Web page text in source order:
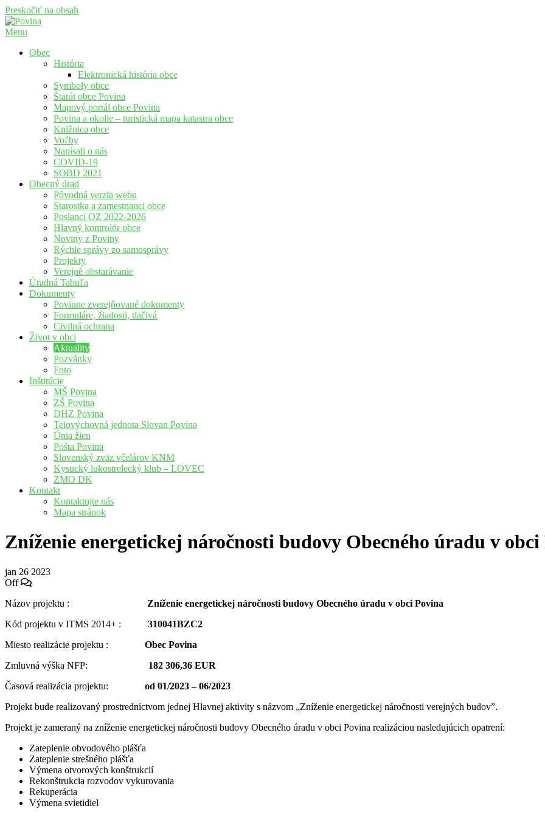
Preskočiť na obsah
Menu
Obec
História
Elektronická história obce
Symboly obce
Štatút obce Povina
Mapový portál obce Povina
Povina a okolie – turistická mapa katastra obce
Knižnica obce
Voľby
Napísali o nás
COVID-19
SOBD 2021
Obecný úrad
Pôvodná verzia webu
Starostka a zamestnanci obce
Poslanci OZ 2022-2026
Hlavný kontrolór obce
Noviny z Poviny
Rýchle správy zo samosprávy
Projekty
Verejné obstarávanie
Úradná Tabuľa
Dokumenty
Povinne zverejňované dokumenty
Formuláre, žiadosti, tlačivá
Civilná ochrana
Život v obci
Aktuality
Pozvánky
Foto
Inštitúcie
MŠ Povina
ZŠ Povina
DHZ Povina
Telovýchovná jednota Slovan Povina
Únia žien
Pošta Povina
Slovenský zväz včelárov KNM
Kysucký lukostrelecký klub – LOVEC
ZMO DK
Kontakt
Kontaktujte nás
Mapa stránok
Zníženie energetickej náročnosti budovy Obecného úradu v obci
jan 26 2023
Off
Názov projektu : Zníženie energetickej náročnosti budovy Obecného úradu v obci Povina
Kód projektu v ITMS 2014+ : 310041BZC2
Miesto realizácie projektu : Obec Povina
Zmluvná výška NFP:
182 306,36 EUR
Časová realizácia projektu: od 01/2023 – 06/2023
Projekt bude realizovaný prostredníctvom jednej Hlavnej aktivity s názvom „Zníženie energetickej náročnosti verejných budov”.
Projekt je zameraný na zníženie energetickej náročnosti budovy Obecného úradu v obci Povina realizáciou nasledujúcich opatrení:
Zateplenie obvodového plášťa
Zateplenie strešného plášťa
Výmena otvorových konštrukcií
Rekonštrukcia rozvodov vykurovania
Rekuperácia
Výmena svietidiel